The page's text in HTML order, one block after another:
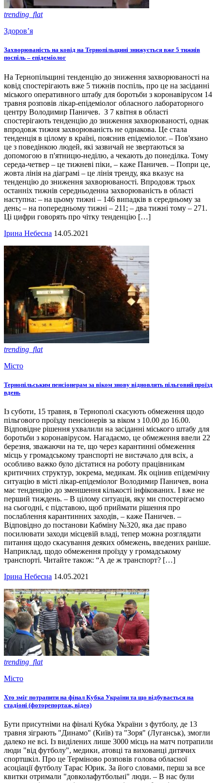
trending_flat
Здоров’я
Захворюваність на ковід на Тернопільщині знижується вже 5 тижнів
поспіль – епідеміолог
На Тернопільщині тенденцію до зниження захворюваності на
ковід спостерігають вже 5 тижнів поспіль, про це на засіданні
міського оперативного штабу для боротьби з коронавірусом 14
травня розповів лікар-епідеміолог обласного лабораторного
центру Володимир Паничев. З 7 квітня в області
спостерігають тенденцію до зниження захворюваності, однак
впродовж тижня захворюваність не однакова. Це стала
тенденція в цілому в країні, пояснив епідеміолог. – Пов'язано
це з поведінкою людей, які зазвичай не звертаються за
допомогою в п'ятницю-неділю, а чекають до понеділка. Тому
середа-четвер – це тижневі піки, – каже Паничев. – Попри це,
жовта лінія на діаграмі – це лінія тренду, яка вказує на
тенденцію до зниження захворюваності. Впродовж трьох
останніх тижнів середньоденна захворюваність в області
наступна: – на цьому тижні – 146 випадків в середньому за
день; – на попередньому тижні – 211; – два тижні тому – 271.
Ці цифри говорять про чітку тенденцію […]
Ірина Небесна 14.05.2021
trending_flat
Місто
Тернопільським пенсіонерам за віком знову відновлять пільговий проїзд
вдень
Із суботи, 15 травня, в Тернополі скасують обмеження щодо
пільгового проїзду пенсіонерів за віком з 10.00 до 16.00.
Відповідне рішення ухвалили на засіданні міського штабу для
боротьби з коронавірусом. Нагадаємо, це обмеження ввели 22
березня, зважаючи на те, що через карантинні обмеження
місць у громадському транспорті не вистачало для всіх, а
особливо важко було дістатися на роботу працівникам
критичних структур, зокрема, медикам. Як оцінив епідемічну
ситуацію в місті лікар-епідеміолог Володимир Паничев, вона
має тенденцію до зменшення кількості інфікованих. І вже не
перший тиждень. – В цілому ситуація, яку ми спостерігаємо
на сьогодні, є підставою, щоб приймати рішення про
послаблення карантинних заходів, – каже Паничев. –
Відповідно до постанови Кабміну №320, яка дає право
посилювати заходи місцевій владі, тепер можна розглядати
питання щодо скасування деяких обмежень, введених раніше.
Наприклад, щодо обмеження проїзду у громадському
транспорті. Читайте також: “А де ж транспорт? […]
Ірина Небесна 14.05.2021
trending_flat
Місто
Хто зміг потрапити на фінал Кубка України та що відбувається на
стадіоні (фоторепортаж, відео)
Бути присутніми на фіналі Кубка України з футболу, де 13
травня зіграють "Динамо" (Київ) та "Зоря" (Луганськ), змогли
далеко не всі. Із виділених лише 3000 місць на матч потрапили
люди "від футболу", медики, атовці та вихованці дитячих
спортшкіл. Про це Терміново розповів голова обласної
асоціації футболу Тарас Юрик. За його словами, перш за все
квитки отримали "довколафутбольні" люди. – В нас були